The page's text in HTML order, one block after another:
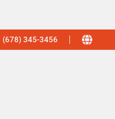
(678) 345-3456